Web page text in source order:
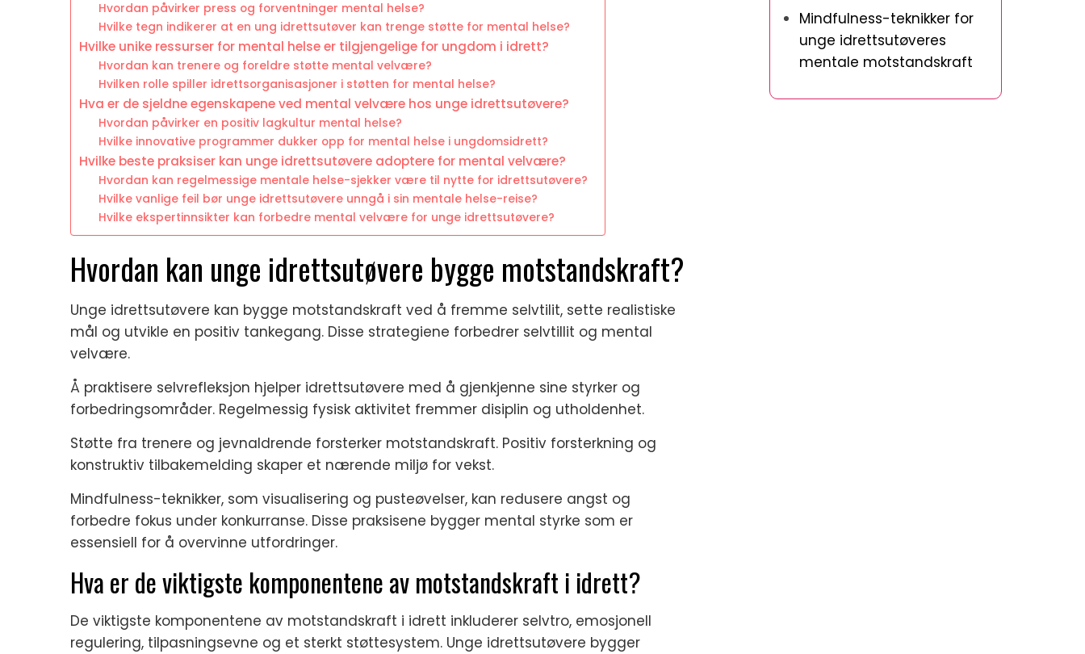
Hvordan påvirker press og forventninger mental helse?
Hvilke tegn indikerer at en ung idrettsutøver kan trenge støtte for mental helse?
Hvilke unike ressurser for mental helse er tilgjengelige for ungdom i idrett?
Hvordan kan trenere og foreldre støtte mental velvære?
Hvilken rolle spiller idrettsorganisasjoner i støtten for mental helse?
Hva er de sjeldne egenskapene ved mental velvære hos unge idrettsutøvere?
Hvordan påvirker en positiv lagkultur mental helse?
Hvilke innovative programmer dukker opp for mental helse i ungdomsidrett?
Hvilke beste praksiser kan unge idrettsutøvere adoptere for mental velvære?
Hvordan kan regelmessige mentale helse-sjekker være til nytte for idrettsutøvere?
Hvilke vanlige feil bør unge idrettsutøvere unngå i sin mentale helse-reise?
Hvilke ekspertinnsikter kan forbedre mental velvære for unge idrettsutøvere?
Hvordan kan unge idrettsutøvere bygge motstandskraft?
Unge idrettsutøvere kan bygge motstandskraft ved å fremme selvtilit, sette realistiske
mål og utvikle en positiv tankegang. Disse strategiene forbedrer selvtillit og mental
velvære.
Å praktisere selvrefleksjon hjelper idrettsutøvere med å gjenkjenne sine styrker og
forbedringsområder. Regelmessig fysisk aktivitet fremmer disiplin og utholdenhet.
Støtte fra trenere og jevnaldrende forsterker motstandskraft. Positiv forsterkning og
konstruktiv tilbakemelding skaper et nærende miljø for vekst.
Mindfulness-teknikker, som visualisering og pusteøvelser, kan redusere angst og
forbedre fokus under konkurranse. Disse praksisene bygger mental styrke som er
essensiell for å overvinne utfordringer.
Hva er de viktigste komponentene av motstandskraft i idrett?
De viktigste komponentene av motstandskraft i idrett inkluderer selvtro, emosjonell
regulering, tilpasningsevne og et sterkt støttesystem. Unge idrettsutøvere bygger
Mindfulness-teknikker for
unge idrettsutøveres
mentale motstandskraft